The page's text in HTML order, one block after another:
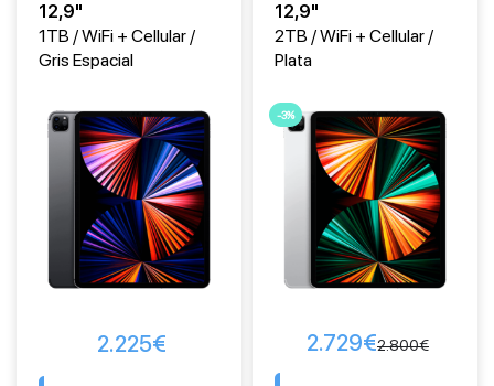
12,9"
1TB / WiFi + Cellular /
Gris Espacial
2.225€
12,9"
2TB / WiFi + Cellular /
Plata
-3%
2.800€
2.729€